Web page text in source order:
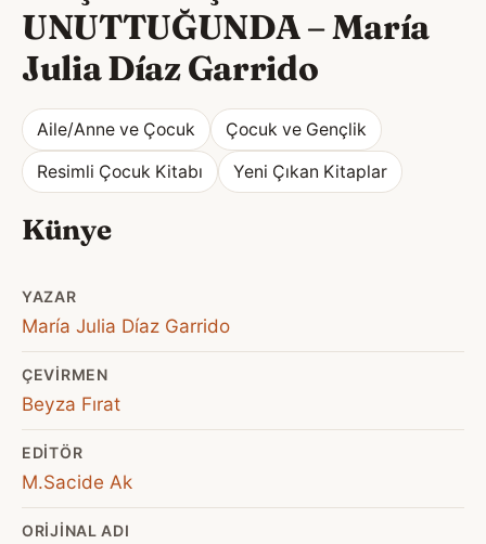
UNUTTUĞUNDA–María
Julia Díaz Garrido
Aile/Anne ve Çocuk Çocuk ve Gençlik
Resimli Çocuk Kitabı Yeni Çıkan Kitaplar
Künye
YAZAR
María Julia Díaz Garrido
ÇEVIRMEN
Beyza Fırat
EDITÖR
M.Sacide Ak
ORIJINAL ADI